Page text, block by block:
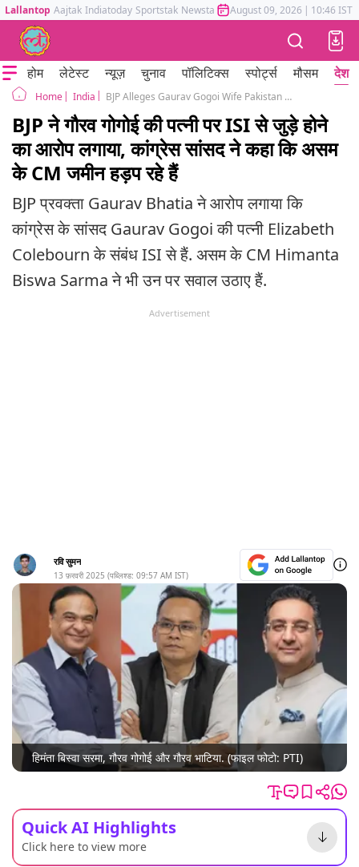
Lallantop Aajtak Indiatoday Sportstak Newstak Mumbai Tak Astrotak
August 09, 2026 | 10:46 IST
होम लेटेस्ट न्यूज़ चुनाव पॉलिटिक्स स्पोर्ट्स मौसम देश
Home India BJP Alleges Gaurav Gogoi Wife Pakistan ISI Connection Gaurav Bhatia Himanta Biswa Sarma
BJP ने गौरव गोगोई की पत्नी पर ISI से जुड़े होने
का आरोप लगाया, कांग्रेस सांसद ने कहा कि असम
के CM जमीन हड़प रहे हैं
BJP प्रवक्ता Gaurav Bhatia ने आरोप लगाया कि
कांग्रेस के सांसद Gaurav Gogoi की पत्नी Elizabeth
Colebourn के संबंध ISI से हैं. असम के CM Himanta
Biswa Sarma ने भी उन पर सवाल उठाए हैं.
Advertisement
रवि सुमन
13 फ़रवरी 2025 (पब्लिश्ड: 09:57 AM IST)
हिमंता बिस्वा सरमा, गौरव गोगोई और गौरव भाटिया. (फाइल फोटो: PTI)
Quick AI Highlights
Click here to view more